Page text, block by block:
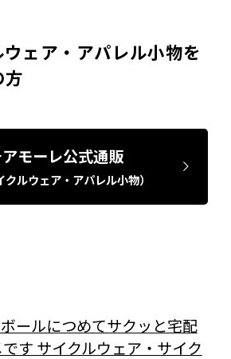
ェア・アパレル小物を
方
モーレ公式通販
クルウェア・アパレル小物）